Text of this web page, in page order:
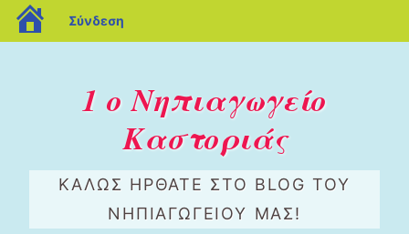
1 ο Νηπιαγωγείο
Καστοριάς
ΚΑΛΏΣ ΉΡΘΑΤΕ ΣΤΟ BLOG ΤΟΥ
ΝΗΠΙΑΓΩΓΕΊΟΥ ΜΑΣ!
blogs.sch.gr
Σύνδεση